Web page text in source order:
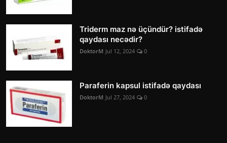
Triderm maz nə üçündür? istifadə
qaydası necədir?
DoktorM Jul 12, 2024 0
Paraferin kapsul istifadə qaydası
DoktorM Jul 27, 2024 0